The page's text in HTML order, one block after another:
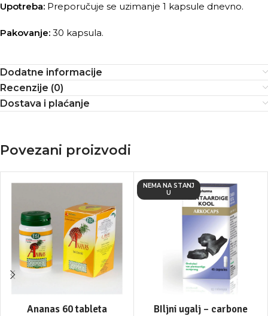
Upotreba: Preporučuje se uzimanje 1 kapsule dnevno.
Pakovanje: 30 kapsula.
Dodatne informacije
Recenzije (0)
Dostava i plaćanje
Povezani proizvodi
Ananas 60 tableta
NEMA NA STANJ
U
BIljni ugalj – carbone